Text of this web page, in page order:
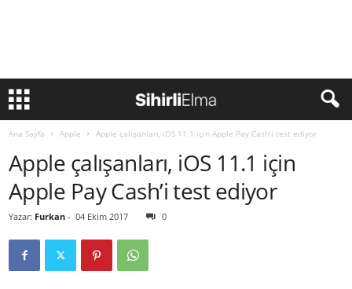
Ana Sayfa Apple Apple çalışanları, iOS 11.1 için Apple Pay Cash’i test ediyor
Apple çalışanları, iOS 11.1 için
Apple Pay Cash’i test ediyor
Yazar: Furkan - 04 Ekim 2017 0